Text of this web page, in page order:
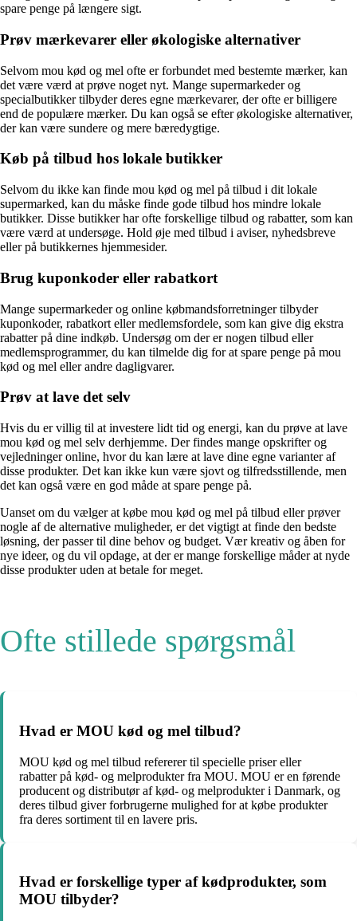
spare penge på længere sigt.
Prøv mærkevarer eller økologiske alternativer
Selvom mou kød og mel ofte er forbundet med bestemte mærker, kan
det være værd at prøve noget nyt. Mange supermarkeder og
specialbutikker tilbyder deres egne mærkevarer, der ofte er billigere
end de populære mærker. Du kan også se efter økologiske alternativer,
der kan være sundere og mere bæredygtige.
Køb på tilbud hos lokale butikker
Selvom du ikke kan finde mou kød og mel på tilbud i dit lokale
supermarked, kan du måske finde gode tilbud hos mindre lokale
butikker. Disse butikker har ofte forskellige tilbud og rabatter, som kan
være værd at undersøge. Hold øje med tilbud i aviser, nyhedsbreve
eller på butikkernes hjemmesider.
Brug kuponkoder eller rabatkort
Mange supermarkeder og online købmandsforretninger tilbyder
kuponkoder, rabatkort eller medlemsfordele, som kan give dig ekstra
rabatter på dine indkøb. Undersøg om der er nogen tilbud eller
medlemsprogrammer, du kan tilmelde dig for at spare penge på mou
kød og mel eller andre dagligvarer.
Prøv at lave det selv
Hvis du er villig til at investere lidt tid og energi, kan du prøve at lave
mou kød og mel selv derhjemme. Der findes mange opskrifter og
vejledninger online, hvor du kan lære at lave dine egne varianter af
disse produkter. Det kan ikke kun være sjovt og tilfredsstillende, men
det kan også være en god måde at spare penge på.
Uanset om du vælger at købe mou kød og mel på tilbud eller prøver
nogle af de alternative muligheder, er det vigtigt at finde den bedste
løsning, der passer til dine behov og budget. Vær kreativ og åben for
nye ideer, og du vil opdage, at der er mange forskellige måder at nyde
disse produkter uden at betale for meget.
Ofte stillede spørgsmål
Hvad er MOU kød og mel tilbud?
MOU kød og mel tilbud refererer til specielle priser eller
rabatter på kød- og melprodukter fra MOU. MOU er en førende
producent og distributør af kød- og melprodukter i Danmark, og
deres tilbud giver forbrugerne mulighed for at købe produkter
fra deres sortiment til en lavere pris.
Hvad er forskellige typer af kødprodukter, som
MOU tilbyder?